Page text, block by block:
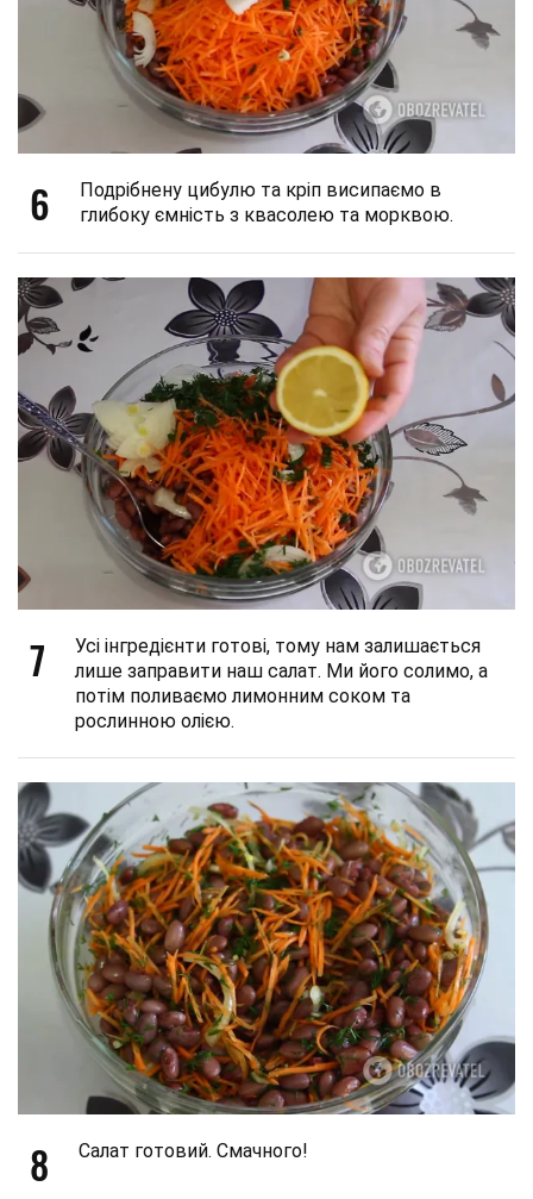
6
Подрібнену цибулю та кріп висипаємо в
глибоку ємність з квасолею та морквою.
7
Усі інгредієнти готові, тому нам залишається
лише заправити наш салат. Ми його солимо, а
потім поливаємо лимонним соком та
рослинною олією.
8 Салат готовий. Смачного!